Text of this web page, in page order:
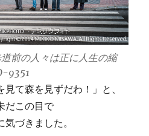
前の人々は正に人生の縮
9351
て森を見ずだわ！」と、
だこの目で
づきました。